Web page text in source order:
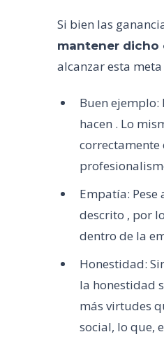
Si bien las
mantener dicho
alcanzar esta
Buen
hacen . Lo
correctamente
Empatía:
descrito , por
dentro de la
Honestidad:
la honestidad
más virtudes
social, lo que,